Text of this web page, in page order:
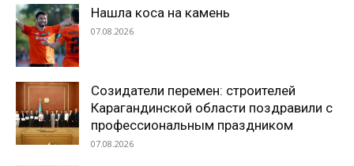
Нашла коса на камень
07.08.2026
Созидатели перемен: строителей
Карагандинской области поздравили с
профессиональным праздником
07.08.2026